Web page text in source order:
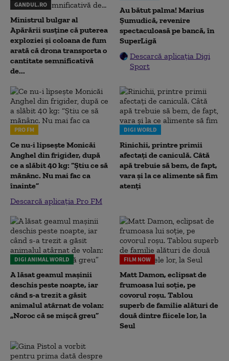
GANDUL.RO
Ministrul bulgar al
Apărării susține că puterea
exploziei și coloana de fum
arată că drona transporta o
cantitate semnificativă
de...
Au bătut palma! Marius
Șumudică, revenire
spectaculoasă pe bancă, în
SuperLigă
Descarcă aplicația Digi
Sport
PRO FM
Ce nu-i lipsește Monicăi
Anghel din frigider, după
ce a slăbit 40 kg: “Știu ce să
mănânc. Nu mai fac ca
înainte”
Descarcă aplicația Pro FM
DIGI WORLD
Rinichii, printre primii
afectați de caniculă. Câtă
apă trebuie să bem, de fapt,
vara și la ce alimente să fim
atenți
DIGI ANIMAL WORLD
A lăsat geamul mașinii
deschis peste noapte, iar
când s-a trezit a găsit
animalul atârnat de volan:
„Noroc că se mișcă greu”
FILM NOW
Matt Damon, eclipsat de
frumoasa lui soție, pe
covorul roșu. Tablou
superb de familie alături de
două dintre fiicele lor, la
Seul